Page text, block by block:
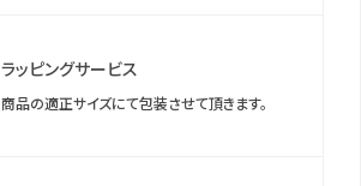
ラッピングサービス
商品の適正サイズにて包装させて頂きます。